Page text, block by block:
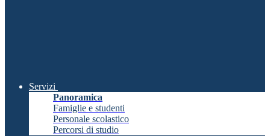
Servizi
Panoramica
Famiglie e studenti
Personale scolastico
Percorsi di studio